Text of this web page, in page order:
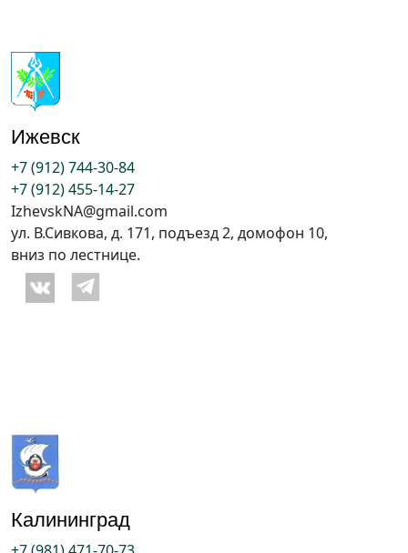
Ижевск
+7 (912) 744-30-84
+7 (912) 455-14-27
IzhevskNA@gmail.com
ул. В.Сивкова, д. 171, подъезд 2, домофон 10,
вниз по лестнице.
Калининград